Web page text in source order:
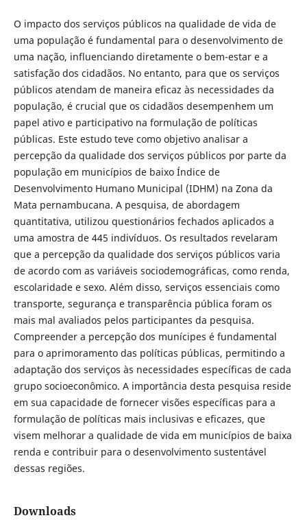
O impacto dos serviços públicos na qualidade de vida de
uma população é fundamental para o desenvolvimento de
uma nação, influenciando diretamente o bem-estar e a
satisfação dos cidadãos. No entanto, para que os serviços
públicos atendam de maneira eficaz às necessidades da
população, é crucial que os cidadãos desempenhem um
papel ativo e participativo na formulação de políticas
públicas. Este estudo teve como objetivo analisar a
percepção da qualidade dos serviços públicos por parte da
população em municípios de baixo Índice de
Desenvolvimento Humano Municipal (IDHM) na Zona da
Mata pernambucana. A pesquisa, de abordagem
quantitativa, utilizou questionários fechados aplicados a
uma amostra de 445 indivíduos. Os resultados revelaram
que a percepção da qualidade dos serviços públicos varia
de acordo com as variáveis sociodemográficas, como renda,
escolaridade e sexo. Além disso, serviços essenciais como
transporte, segurança e transparência pública foram os
mais mal avaliados pelos participantes da pesquisa.
Compreender a percepção dos munícipes é fundamental
para o aprimoramento das políticas públicas, permitindo a
adaptação dos serviços às necessidades específicas de cada
grupo socioeconômico. A importância desta pesquisa reside
em sua capacidade de fornecer visões específicas para a
formulação de políticas mais inclusivas e eficazes, que
visem melhorar a qualidade de vida em municípios de baixa
renda e contribuir para o desenvolvimento sustentável
dessas regiões.
Downloads